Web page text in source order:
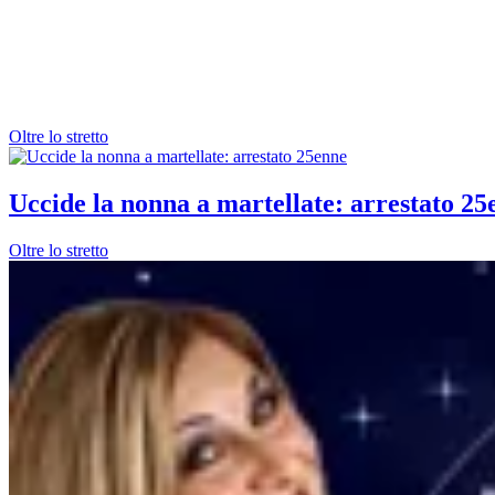
Oltre lo stretto
Uccide la nonna a martellate: arrestato
Oltre lo stretto